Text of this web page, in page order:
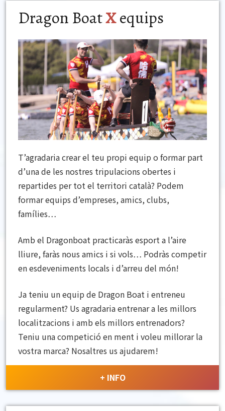
Dragon BoatXequips
T’agradaria crear el teu propi equip o formar part
d’una de les nostres tripulacions obertes i
repartides per tot el territori català? Podem
formar equips d’empreses, amics, clubs,
famílies…
Amb el Dragonboat practicaràs esport a l’aire
lliure, faràs nous amics i si vols… Podràs competir
en esdeveniments locals i d’arreu del món!
Ja teniu un equip de Dragon Boat i entreneu
regularment? Us agradaria entrenar a les millors
localitzacions i amb els millors entrenadors?
Teniu una competició en ment i voleu millorar la
vostra marca? Nosaltres us ajudarem!
+ INFO